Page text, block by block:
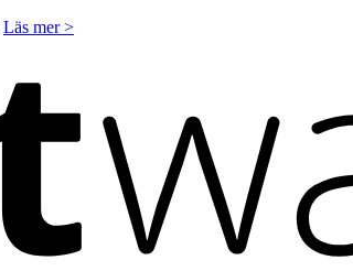
Läs mer >